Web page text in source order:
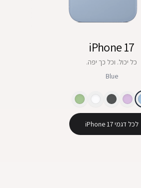
iPhone 17
כל יכול. וכל כך יפה.
Blue
לכל דגמי iPhone 17